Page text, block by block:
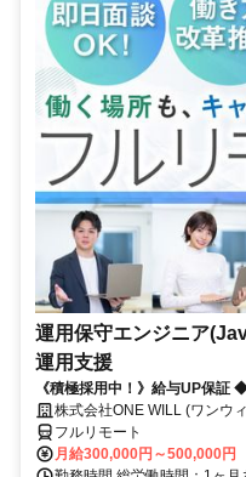
運用保守エンジニア
運用支援
《積極採用中！》給与UP保
◆ 平均残業7時間！
株式会社ONE WILL (ワンウ
フルリモート
月給300,000円～500,000円